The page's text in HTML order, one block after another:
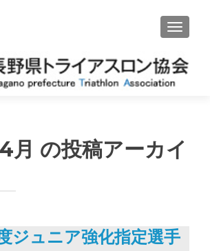
ナビゲ
月 の投稿アーカイ
ジュニア強化指定選手